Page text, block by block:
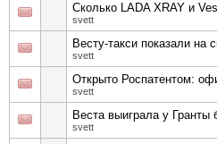
Сколько LADA XRAY и
svett
Весту-такси показали
svett
Открыто Роспатентом:
svett
Веста выиграла у Гранты
svett